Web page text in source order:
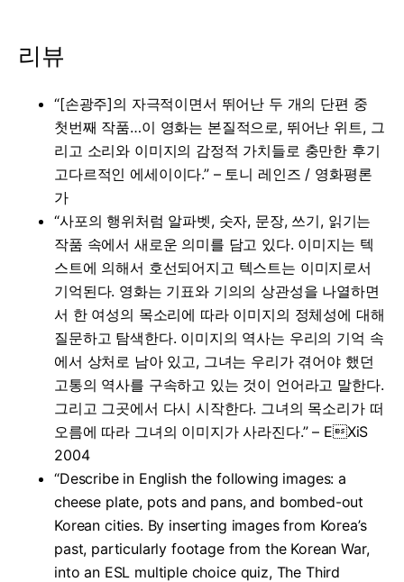
리뷰
“[손광주]의 자극적이면서 뛰어난 두 개의 단편 중
첫번째 작품…이 영화는 본질적으로, 뛰어난 위트, 그
리고 소리와 이미지의 감정적 가치들로 충만한 후기
고다르적인 에세이이다.” – 토니 레인즈 / 영화평론
가
“사포의 행위처럼 알파벳, 숫자, 문장, 쓰기, 읽기는
작품 속에서 새로운 의미를 담고 있다. 이미지는 텍
스트에 의해서 호선되어지고 텍스트는 이미지로서
기억된다. 영화는 기표와 기의의 상관성을 나열하면
서 한 여성의 목소리에 따라 이미지의 정체성에 대해
질문하고 탐색한다. 이미지의 역사는 우리의 기억 속
에서 상처로 남아 있고, 그녀는 우리가 겪어야 했던
고통의 역사를 구속하고 있는 것이 언어라고 말한다.
그리고 그곳에서 다시 시작한다. 그녀의 목소리가 떠
오름에 따라 그녀의 이미지가 사라진다.” – EXiS
2004
“Describe in English the following images: a
cheese plate, pots and pans, and bombed-out
Korean cities. By inserting images from Korea’s
past, particularly footage from the Korean War,
into an ESL multiple choice quiz, The Third